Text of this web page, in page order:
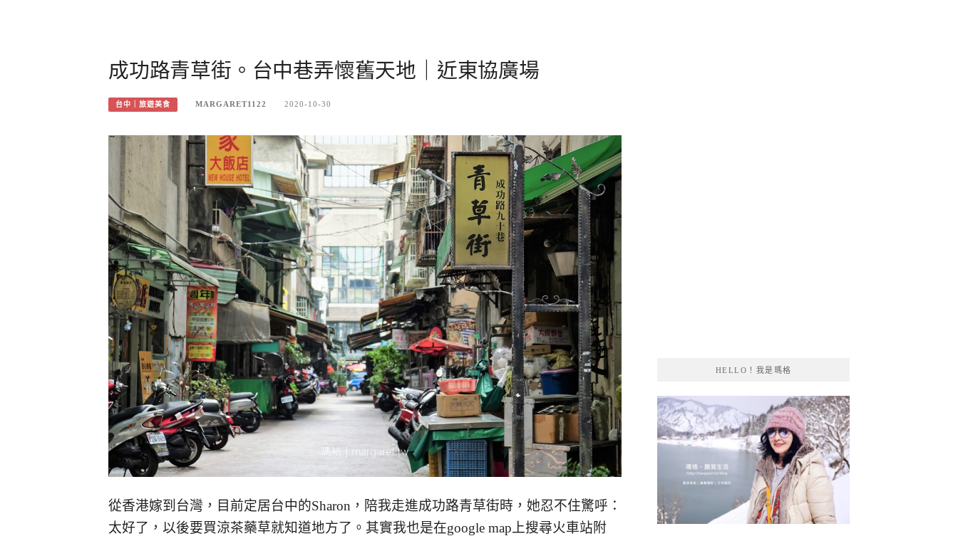
成功路青草街。台中巷弄懷舊天地｜近東協廣場
台中｜旅遊美食 MARGARET1122 2020-10-30
從香港嫁到台灣，目前定居台中的Sharon，陪我走進成功路青草街時，她忍不住驚呼：
太好了，以後要買涼茶藥草就知道地方了。其實我也是在google map上搜尋火車站附
HELLO！我是瑪格